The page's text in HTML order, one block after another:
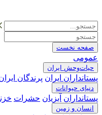
صفحه نخست
عمومی
حیات‌وحش ایران
پستانداران ایران پرندگان
دنیای حیوانات
پستانداران آبزیان حشرات
انسان و زمین